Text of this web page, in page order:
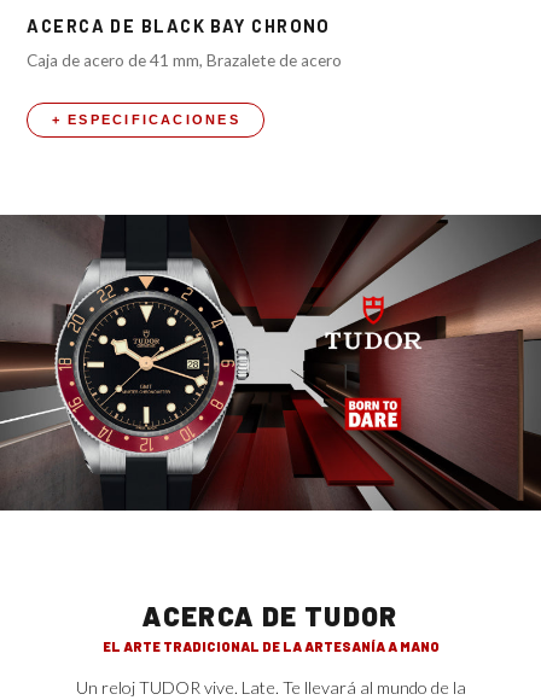
ACERCA DE BLACK BAY CHRONO
Caja de acero de 41 mm, Brazalete de acero
+ ESPECIFICACIONES
ACERCA DE TUDOR
EL ARTE TRADICIONAL DE LA ARTESANÍA A MANO
Un reloj TUDOR vive. Late. Te llevará al mundo de la